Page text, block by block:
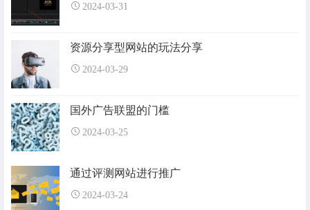
2024-03-31
资源分享型网站的玩法分享
2024-03-29
国外广告联盟的门槛
2024-03-25
通过评测网站进行推广
2024-03-24